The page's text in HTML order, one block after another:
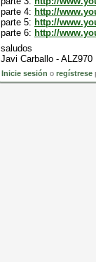
parte 4: http://
parte 5: http://
parte 6: http://
saludos
Javi Carballo - ALZ970
Inicie sesión o regístrese